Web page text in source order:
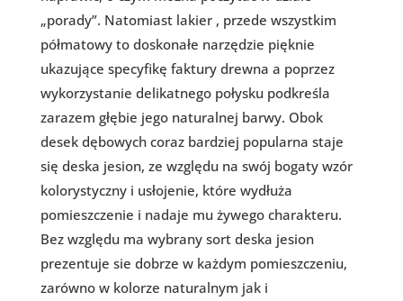
„porady”. Natomiast lakier , przede wszystkim
półmatowy to doskonałe narzędzie pięknie
ukazujące specyfikę faktury drewna a poprzez
wykorzystanie delikatnego połysku podkreśla
zarazem głębie jego naturalnej barwy. Obok
desek dębowych coraz bardziej popularna staje
się deska jesion, ze względu na swój bogaty wzór
kolorystyczny i usłojenie, które wydłuża
pomieszczenie i nadaje mu żywego charakteru.
Bez względu ma wybrany sort deska jesion
prezentuje sie dobrze w każdym pomieszczeniu,
zarówno w kolorze naturalnym jak i